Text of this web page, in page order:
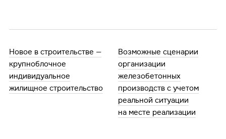
Новое в строительстве —
крупноблочное
индивидуальное
жилищное строительство
Возможные сценарии
организации
железобетонных
производств с учетом
реальной ситуации
на месте реализации